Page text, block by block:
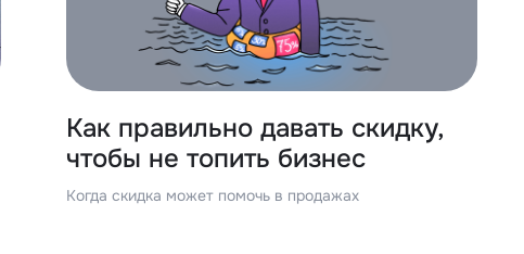
Как правильно давать скидку,
чтобы не топить бизнес
Когда скидка может помочь в продажах